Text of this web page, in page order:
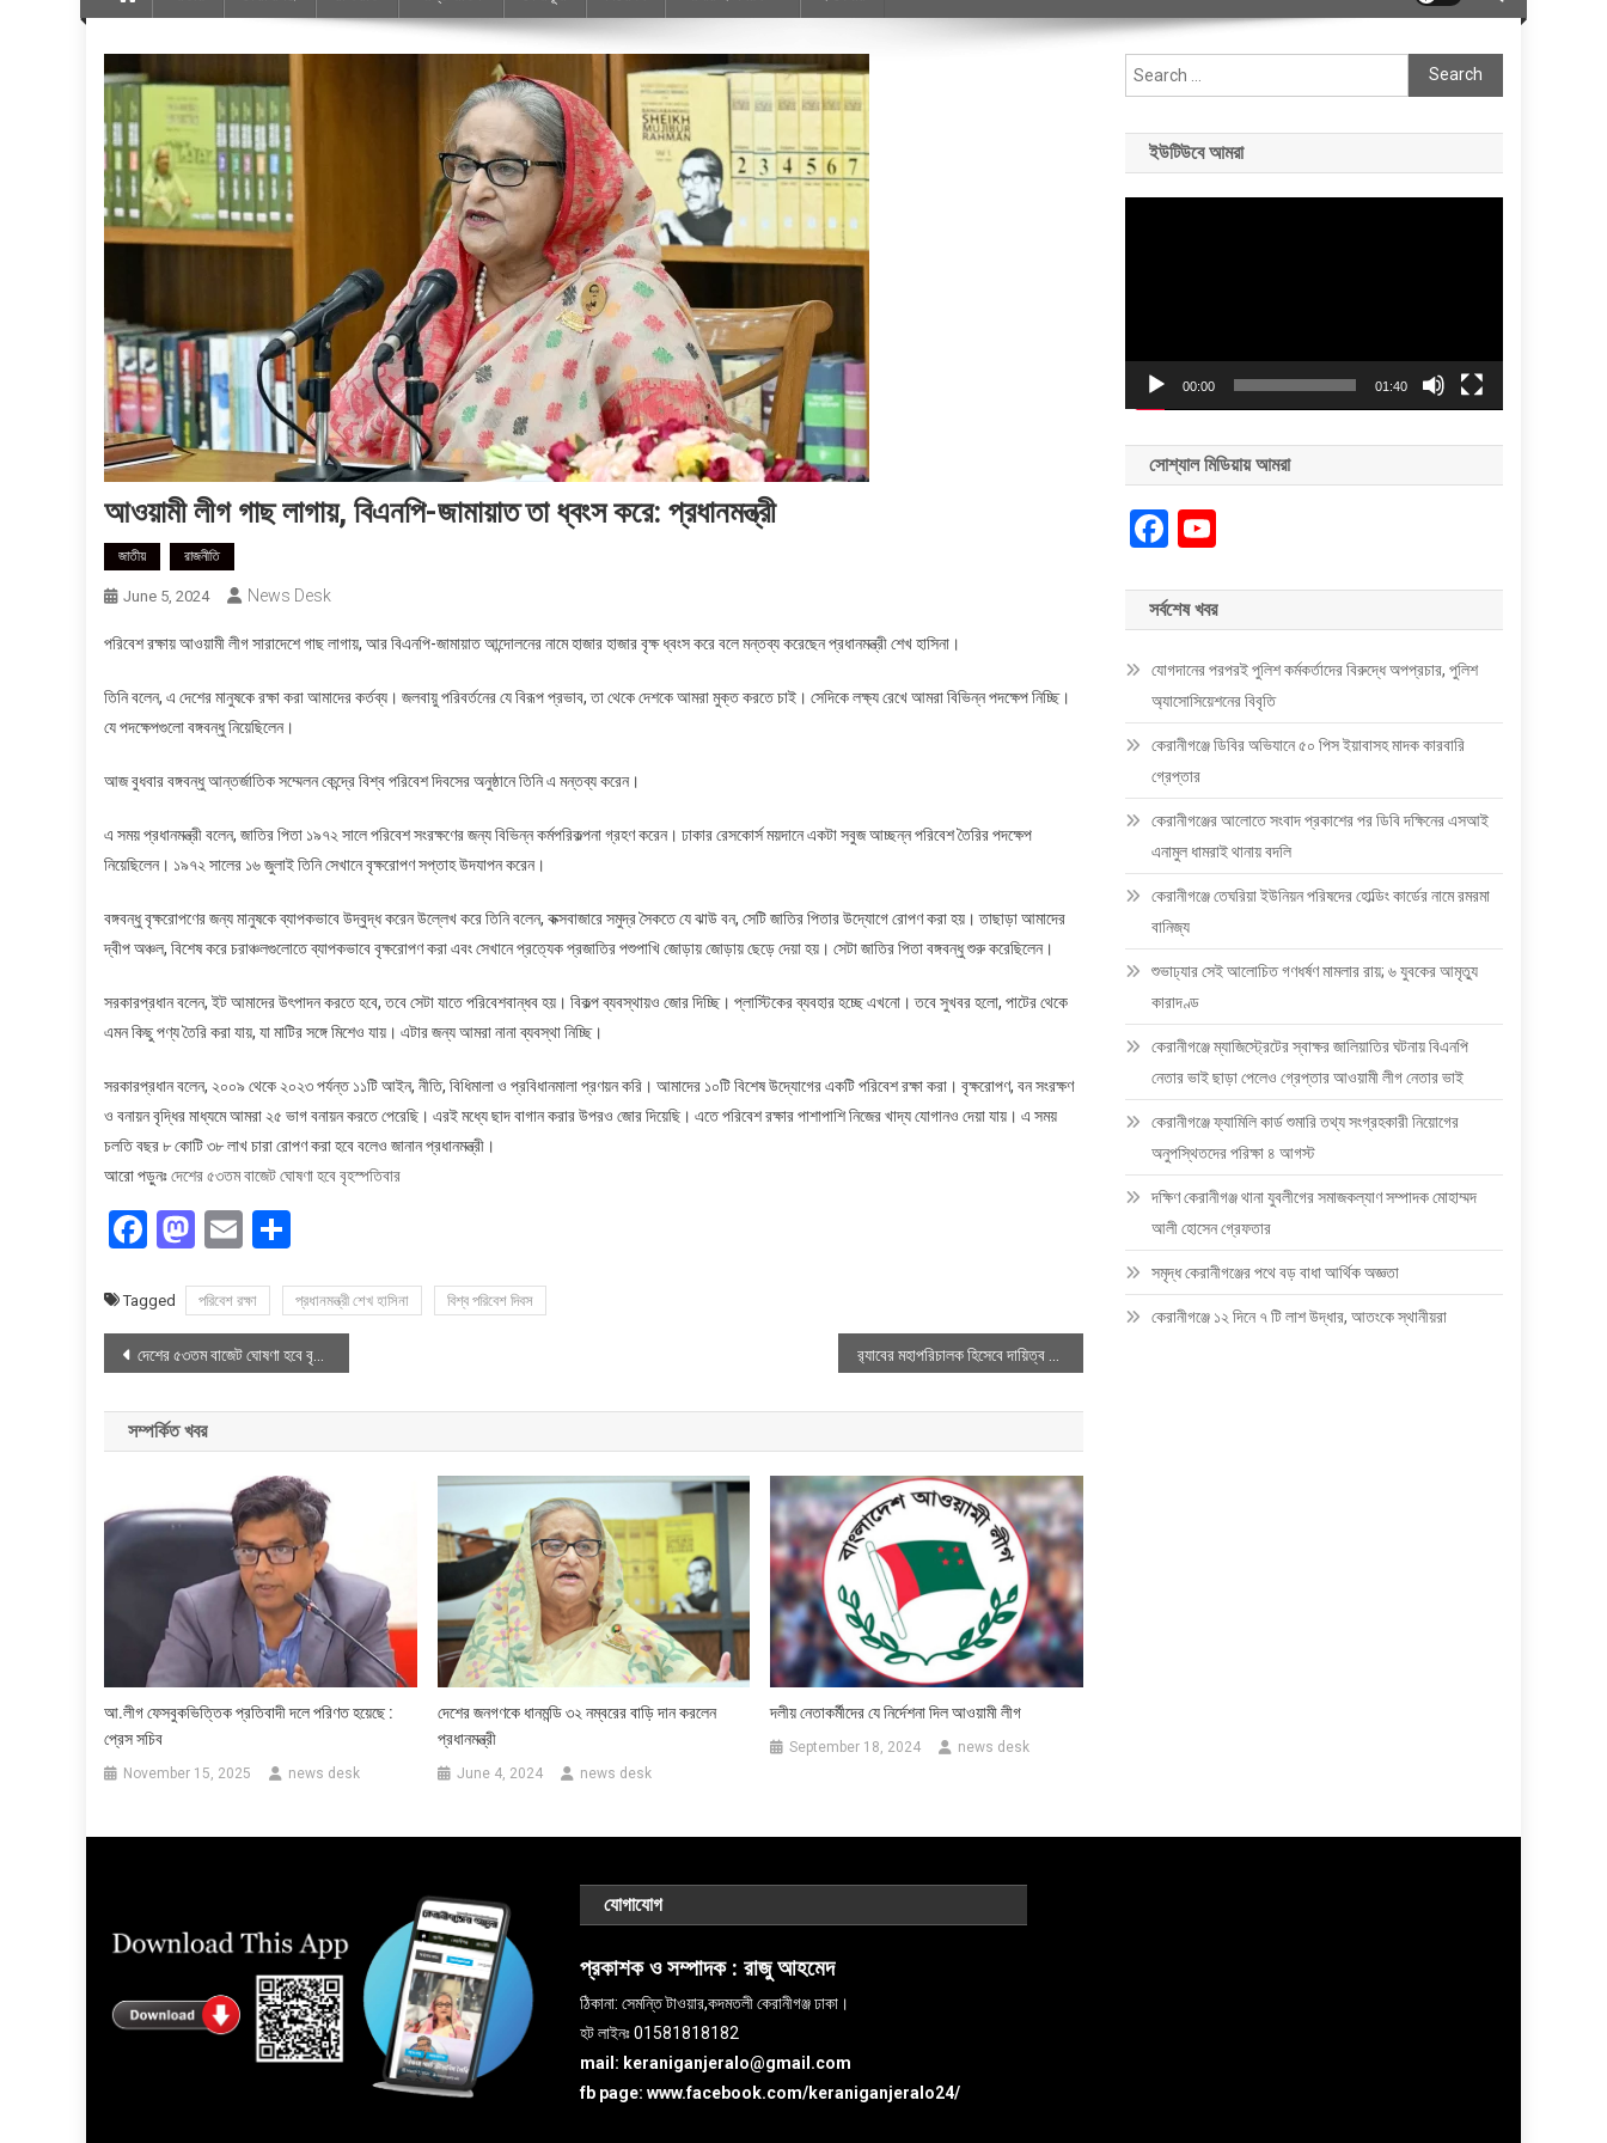
আওয়ামী লীগ গাছ লাগায়, বিএনপি-জামায়াত তা ধ্বংস করে: প্রধানমন্ত্রী
জাতীয় রাজনীতি
June 5, 2024 News Desk
পরিবেশ রক্ষায় আওয়ামী লীগ সারাদেশে গাছ লাগায়, আর বিএনপি-জামায়াত আন্দোলনের নামে হাজার হাজার বৃক্ষ ধ্বংস করে বলে মন্তব্য করেছেন প্রধানমন্ত্রী শেখ হাসিনা।
তিনি বলেন, এ দেশের মানুষকে রক্ষা করা আমাদের কর্তব্য। জলবায়ু পরিবর্তনের যে বিরূপ প্রভাব, তা থেকে দেশকে আমরা মুক্ত করতে চাই। সেদিকে লক্ষ্য রেখে আমরা বিভিন্ন পদক্ষেপ নিচ্ছি।
যে পদক্ষেপগুলো বঙ্গবন্ধু নিয়েছিলেন।
আজ বুধবার বঙ্গবন্ধু আন্তর্জাতিক সম্মেলন কেন্দ্রে বিশ্ব পরিবেশ দিবসের অনুষ্ঠানে তিনি এ মন্তব্য করেন।
এ সময় প্রধানমন্ত্রী বলেন, জাতির পিতা ১৯৭২ সালে পরিবেশ সংরক্ষণের জন্য বিভিন্ন কর্মপরিকল্পনা গ্রহণ করেন। ঢাকার রেসকোর্স ময়দানে একটা সবুজ আচ্ছন্ন পরিবেশ তৈরির পদক্ষেপ
নিয়েছিলেন। ১৯৭২ সালের ১৬ জুলাই তিনি সেখানে বৃক্ষরোপণ সপ্তাহ উদযাপন করেন।
বঙ্গবন্ধু বৃক্ষরোপণের জন্য মানুষকে ব্যাপকভাবে উদ্বুদ্ধ করেন উল্লেখ করে তিনি বলেন, কক্সবাজারে সমুদ্র সৈকতে যে ঝাউ বন, সেটি জাতির পিতার উদ্যোগে রোপণ করা হয়। তাছাড়া আমাদের
দ্বীপ অঞ্চল, বিশেষ করে চরাঞ্চলগুলোতে ব্যাপকভাবে বৃক্ষরোপণ করা এবং সেখানে প্রত্যেক প্রজাতির পশুপাখি জোড়ায় জোড়ায় ছেড়ে দেয়া হয়। সেটা জাতির পিতা বঙ্গবন্ধু শুরু করেছিলেন।
সরকারপ্রধান বলেন, ইট আমাদের উৎপাদন করতে হবে, তবে সেটা যাতে পরিবেশবান্ধব হয়। বিকল্প ব্যবস্থায়ও জোর দিচ্ছি। প্লাস্টিকের ব্যবহার হচ্ছে এখনো। তবে সুখবর হলো, পাটের থেকে
এমন কিছু পণ্য তৈরি করা যায়, যা মাটির সঙ্গে মিশেও যায়। এটার জন্য আমরা নানা ব্যবস্থা নিচ্ছি।
সরকারপ্রধান বলেন, ২০০৯ থেকে ২০২৩ পর্যন্ত ১১টি আইন, নীতি, বিধিমালা ও প্রবিধানমালা প্রণয়ন করি। আমাদের ১০টি বিশেষ উদ্যোগের একটি পরিবেশ রক্ষা করা। বৃক্ষরোপণ, বন সংরক্ষণ
ও বনায়ন বৃদ্ধির মাধ্যমে আমরা ২৫ ভাগ বনায়ন করতে পেরেছি। এরই মধ্যে ছাদ বাগান করার উপরও জোর দিয়েছি। এতে পরিবেশ রক্ষার পাশাপাশি নিজের খাদ্য যোগানও দেয়া যায়। এ সময়
চলতি বছর ৮ কোটি ৩৮ লাখ চারা রোপণ করা হবে বলেও জানান প্রধানমন্ত্রী।
আরো পড়ুনঃদেশের ৫৩তম বাজেট ঘোষণা হবে বৃহস্পতিবার
Facebook
Mastodon
Email
Tagged পরিবেশ রক্ষা প্রধানমন্ত্রী শেখ হাসিনা বিশ্ব পরিবেশ দিবস
Post
navigation
দেশের ৫৩তম বাজেট ঘোষণা হবে বৃহস্পতিবার
সম্পর্কিত খবর
আ.লীগ ফেসবুকভিত্তিক প্রতিবাদী দলে পরিণত হয়েছে :
প্রেস সচিব
November 15, 2025 news desk
দেশের জনগণকে ধানমন্ডি ৩২ নম্বরের বাড়ি দান করলেন
প্রধানমন্ত্রী
June 4, 2024 news desk
দলীয় নেতাকর্মীদের যে নির্দেশনা দিল আওয়ামী লীগ
September 18, 2024 news desk
Search
for:
ইউটিউবে আমরা
00:00 01:40
সোশ্যাল মিডিয়ায় আমরা
Facebook
সর্বশেষ খবর
যোগদানের পরপরই পুলিশ কর্মকর্তাদের বিরুদ্ধে অপপ্রচার, পুলিশ
অ্যাসোসিয়েশনের বিবৃতি
কেরানীগঞ্জে ডিবির অভিযানে ৫০ পিস ইয়াবাসহ মাদক কারবারি
গ্রেপ্তার
কেরানীগঞ্জের আলোতে সংবাদ প্রকাশের পর ডিবি দক্ষিনের এসআই
এনামুল ধামরাই থানায় বদলি
কেরানীগঞ্জে তেঘরিয়া ইউনিয়ন পরিষদের হোল্ডিং কার্ডের নামে রমরমা
বানিজ্য
শুভাঢ্যার সেই আলোচিত গণধর্ষণ মামলার রায়; ৬ যুবকের আমৃত্যু
কারাদণ্ড
কেরানীগঞ্জে ম্যাজিস্ট্রেটের স্বাক্ষর জালিয়াতির ঘটনায় বিএনপি
নেতার ভাই ছাড়া পেলেও গ্রেপ্তার আওয়ামী লীগ নেতার ভাই
কেরানীগঞ্জে ফ্যামিলি কার্ড শুমারি তথ্য সংগ্রহকারী নিয়োগের
অনুপস্থিতদের পরিক্ষা ৪ আগস্ট
দক্ষিণ কেরানীগঞ্জ থানা যুবলীগের সমাজকল্যাণ সম্পাদক মোহাম্মদ
আলী হোসেন গ্রেফতার
সমৃদ্ধ কেরানীগঞ্জের পথে বড় বাধা আর্থিক অজ্ঞতা
কেরানীগঞ্জে ১২ দিনে ৭ টি লাশ উদ্ধার, আতংকে স্থানীয়রা
যোগাযোগ
প্রকাশক ও সম্পাদক :রাজু আহমেদ
ঠিকানা: সেমন্তি টাওয়ার,কদমতলী কেরানীগঞ্জ ঢাকা।
হট লাইনঃ 01581818182
mail: keraniganjeralo@gmail.com
fb page: www.facebook.com/keraniganjeralo24/